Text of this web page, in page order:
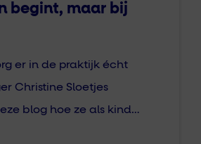
begint, maar bij
er in de praktijk écht
Christine Sloetjes
blog hoe ze als kind…